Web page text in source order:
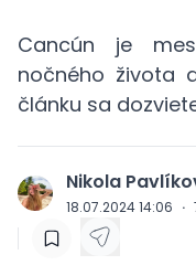
Cancún je
nočného života
článku sa
J Nikola
18.07.2024 14:06 ·